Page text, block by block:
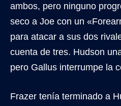
ambos, pero ninguno
seco a Joe con un
para atacar a sus dos
cuenta de tres. Hudson
pero Gallus interrumpe la
Frazer tenía terminado a